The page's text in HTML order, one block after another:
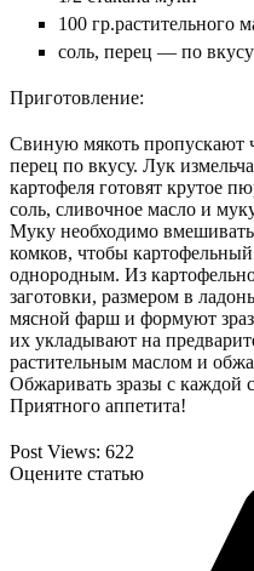
100 гр.растительного
соль, перец — по вкусу
Приготовление:
Свиную мякоть пропускают
перец по вкусу. Лук
картофеля готовят крутое
соль, сливочное масло и
Муку необходимо
комков, чтобы
однородным. Из
заготовки, размером в
мясной фарш и формуют
их укладывают на
растительным маслом и
Обжаривать зразы с каждой
Приятного аппетита!
Post Views: 622
Оцените статью